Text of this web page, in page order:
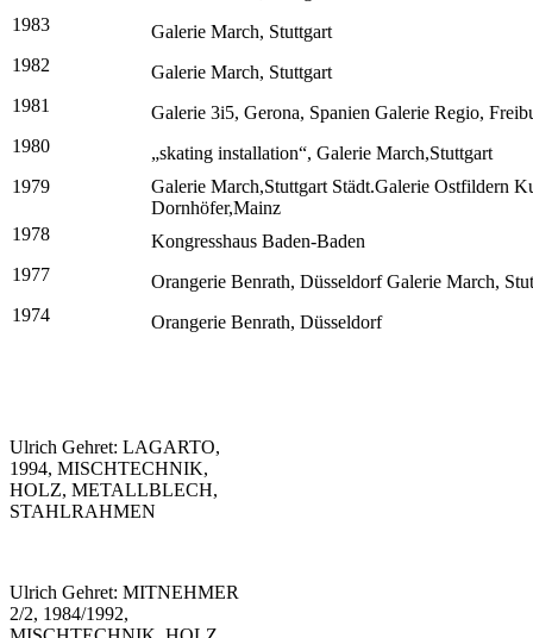
1983
Galerie March, Stuttgart
1982
Galerie March, Stuttgart
1981
Galerie 3i5, Gerona, Spanien Galerie Regio,
1980
„skating installation“, Galerie March,Stuttgart
1979
Galerie March,Stuttgart Städt.Galerie Ostfildern
Dornhöfer,Mainz
1978
Kongresshaus Baden-Baden
1977
Orangerie Benrath, Düsseldorf Galerie March,
1974
Orangerie Benrath, Düsseldorf
Ulrich Gehret: LAGARTO,
1994, MISCHTECHNIK,
HOLZ, METALLBLECH,
STAHLRAHMEN
Ulrich Gehret: MITNEHMER
2/2, 1984/1992,